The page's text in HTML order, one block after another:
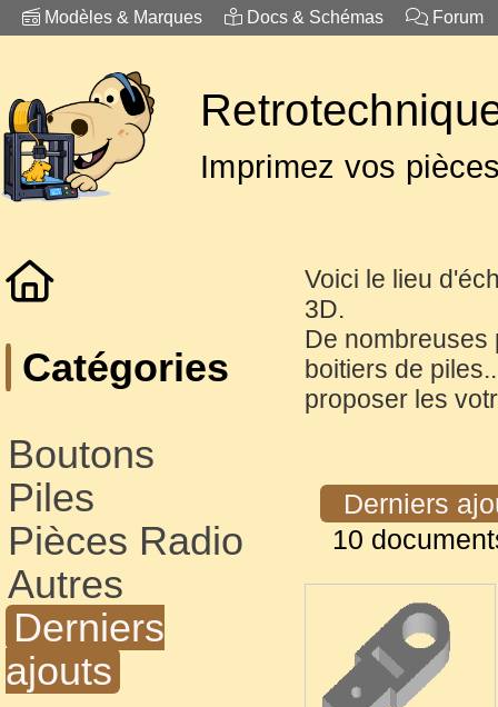
Modèles & Marques Docs & Schémas Forum
Imprimez vos
Catégories
Boutons
Piles
Pièces Radio
Autres
Derniers
ajouts
Voici le lieu
3D.
De
boitiers de
proposer les
Derniers
10